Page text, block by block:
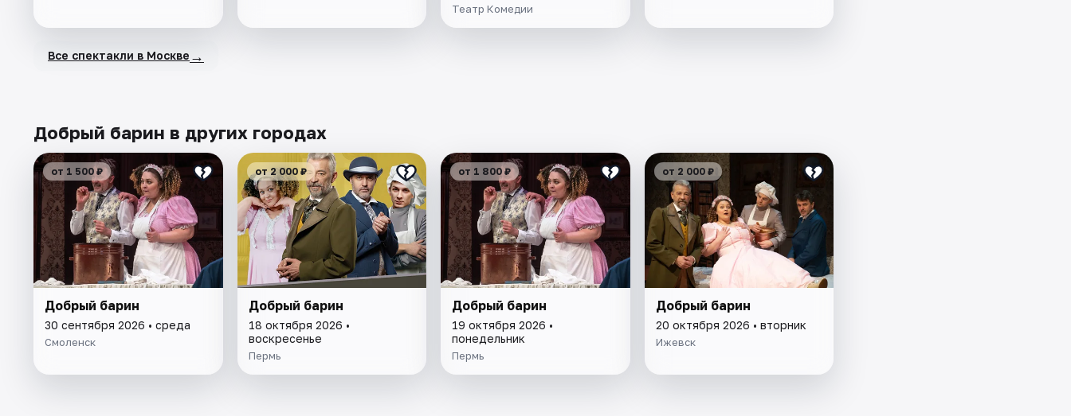
Театр Комедии
Все спектакли в Москве →
Добрый барин в других городах
от 1 500 ₽
Добрый барин
30 сентября 2026 • среда
Смоленск
от 2 000 ₽
Добрый барин
18 октября 2026 •
воскресенье
Пермь
от 1 800 ₽
Добрый барин
19 октября 2026 •
понедельник
Пермь
от 2 000 ₽
Добрый барин
20 октября 2026 • вторник
Ижевск